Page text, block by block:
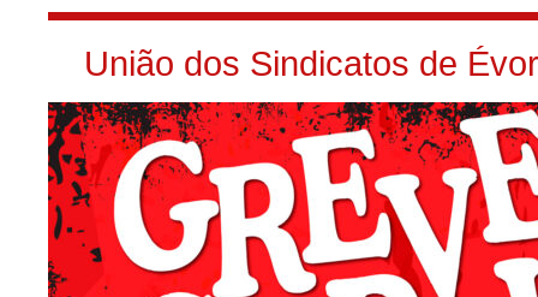
União dos Sindicatos de